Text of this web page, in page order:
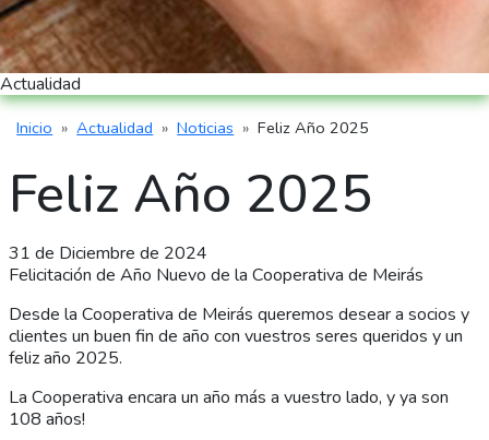
Actualidad
Ruta de navegación
Inicio Actualidad Noticias Feliz Año 2025
Feliz Año 2025
31 de Diciembre de 2024
Felicitación de Año Nuevo de la Cooperativa de Meirás
Desde la Cooperativa de Meirás queremos desear a socios y
clientes un buen fin de año con vuestros seres queridos y un
feliz año 2025.
La Cooperativa encara un año más a vuestro lado, y ya son
108 años!